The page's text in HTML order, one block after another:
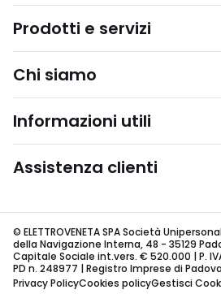
Prodotti e servizi
Chi siamo
Informazioni utili
Assistenza clienti
© ELETTROVENETA SPA Società
della Navigazione Interna, 48 - 35129
Capitale Sociale int.vers. € 520.000 | P. IVA
PD n. 248977 | Registro Imprese di
Privacy PolicyCookies policyGestisci